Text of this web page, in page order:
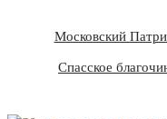
Московский
Спасское